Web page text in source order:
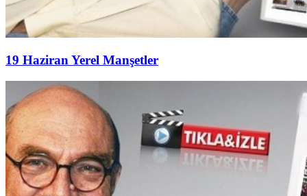
19 Haziran Yerel Manşetler